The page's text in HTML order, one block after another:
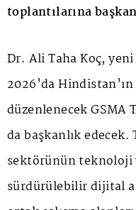
toplantılarına
Dr. Ali Taha Koç,
2026'da
düzenlenecek GSMA
da başkanlık
sektörünün teknoloji
sürdürülebilir dijital